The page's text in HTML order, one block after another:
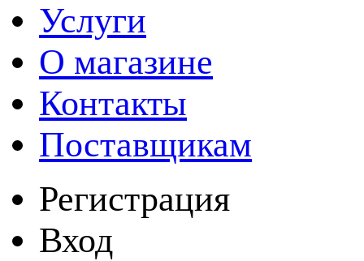
Услуги
О магазине
Контакты
Поставщикам
Регистрация
Вход